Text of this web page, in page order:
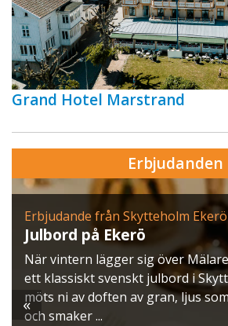
Grand Hotel Marstrand
Erbjudanden
Erbjudande från Skytteholm Ekerö
Julbord på Ekerö
När vintern lägger sig över
ett klassiskt svenskt julbord i
möts ni av doften av gran, ljus
och smaker ...
«